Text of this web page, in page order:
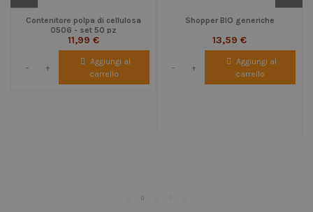
Contenitore polpa di cellulosa
0506 - set 50 pz
11,99 €
- +
Aggiungi al
carrello
Shopper BIO generiche
13,59 €
- +
Aggiungi al
carrello